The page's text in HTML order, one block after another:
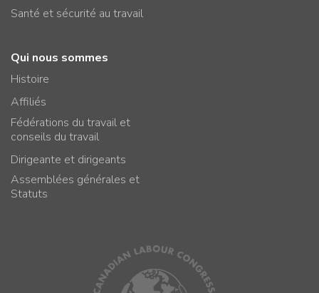
Santé et sécurité au travail
Qui nous sommes
Histoire
Affiliés
Fédérations du travail et
conseils du travail
Dirigeante et dirigeants
Assemblées générales et
Statuts